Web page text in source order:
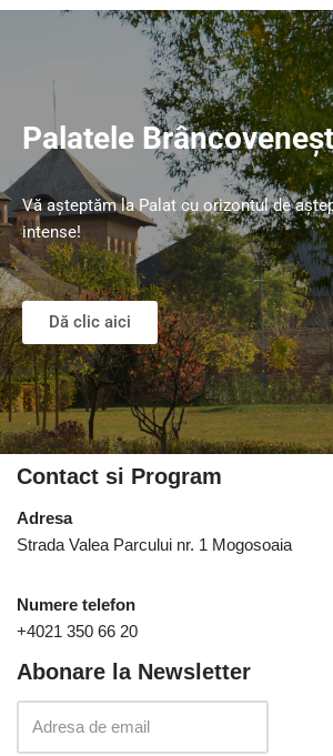
Palatele
Vă așteptăm la Palat cu orizontul de
intense!
Dă clic aici
Contact si Program
Adresa
Strada Valea Parcului nr. 1 Mogosoaia
Numere telefon
+4021 350 66 20
Abonare la Newsletter